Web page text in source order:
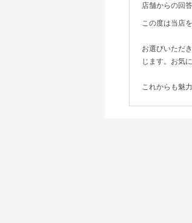
店舗からの回答
この度は当店
お選びいただ
じます。お気
これからも魅